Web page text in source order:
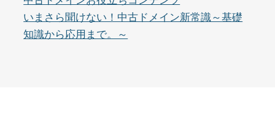
DA 45 外部リンク数4677 ドメイン年齢2年
10,800円 入札 0件
いまさら聞けない！中古ドメイン新常識～基礎
知識から応用まで。～